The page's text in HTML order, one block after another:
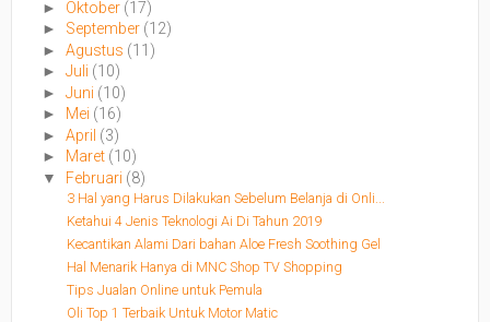
► Oktober (17)
► September (12)
► Agustus (11)
► Juli (10)
► Juni (10)
► Mei (16)
► April (3)
► Maret (10)
▼ Februari (8)
3 Hal yang Harus Dilakukan Sebelum Belanja di Onli...
Ketahui 4 Jenis Teknologi Ai Di Tahun 2019
Kecantikan Alami Dari bahan Aloe Fresh Soothing Gel
Hal Menarik Hanya di MNC Shop TV Shopping
Tips Jualan Online untuk Pemula
Oli Top 1 Terbaik Untuk Motor Matic